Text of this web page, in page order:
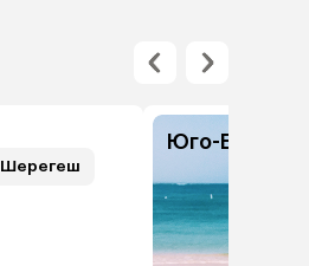
Шерегеш
Юго-